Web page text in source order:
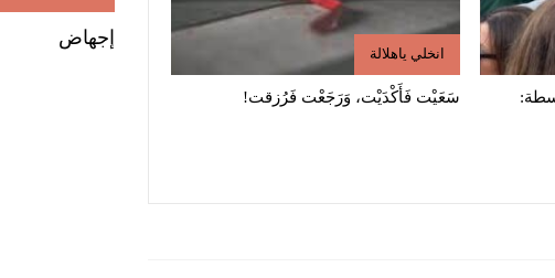
انخلي ياهلالة
سَعَيْت فَأَكْدَيْت، وَرَجَعْت فَرُزقت!
إجهاض